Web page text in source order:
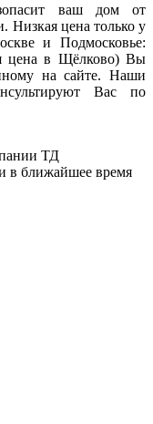
ваш дом от
Низкая цена только у
и Подмосковье:
цена в Щёлково) Вы
на сайте. Наши
Вас по
ТД
в ближайшее время